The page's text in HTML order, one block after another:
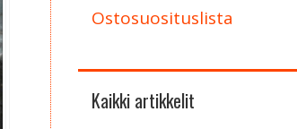
Ostosuosituslista
Kaikki artikkelit